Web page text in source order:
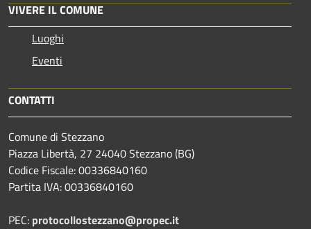
VIVERE IL COMUNE
Luoghi
Eventi
CONTATTI
Comune di Stezzano
Piazza Libertà, 27 24040 Stezzano (BG)
Codice Fiscale: 00336840160
Partita IVA: 00336840160
PEC: protocollostezzano@propec.it